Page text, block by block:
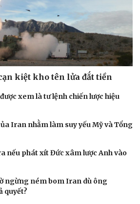
kiệt kho tên lửa đắt tiền
xem là tư lệnh chiến lược hiệu
Iran nhằm làm suy yếu Mỹ và Tổng
nếu phát xít Đức xâm lược Anh vào
ngừng ném bom Iran dù ông
quyết?